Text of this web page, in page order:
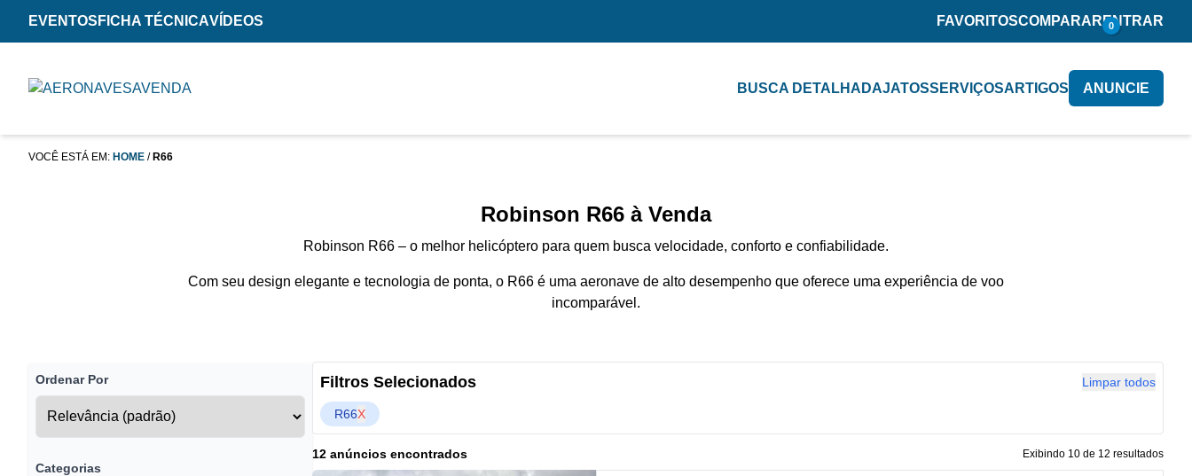
EVENTOS FICHA TÉCNICAVÍDEOS FAVORITOSCOMPARAR 0
ENTRAR
BUSCA DETALHADAJATOSSERVIÇOSARTIGOS ANUNCIE
VOCÊ ESTÁ EM: HOME / R66
Robinson R66 à Venda
Robinson R66 – o melhor helicóptero para quem busca velocidade, conforto e confiabilidade.
Com seu design elegante e tecnologia de ponta, o R66 é uma aeronave de alto desempenho que oferece uma experiência de voo
incomparável.
Ordenar Por
Categorias
Filtros Selecionados Limpar todos
R66X
12 anúncios encontrados Exibindo 10 de 12 resultados